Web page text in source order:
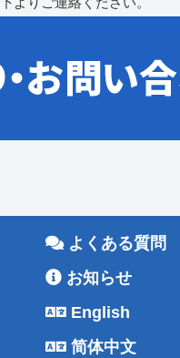
よりご連絡ください。
よくある質問
お知らせ
English
简体中文